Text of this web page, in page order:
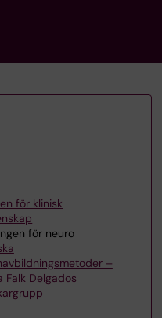
för klinisk
för neuro
–
Falk Delgados